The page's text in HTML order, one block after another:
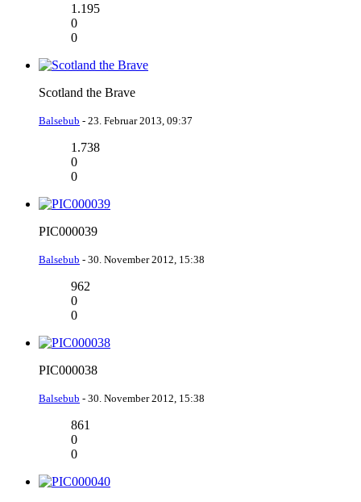
1.195
0
0
Scotland the Brave
Balsebub - 23. Februar 2013, 09:37
1.738
0
0
PIC000039
Balsebub - 30. November 2012, 15:38
962
0
0
PIC000038
Balsebub - 30. November 2012, 15:38
861
0
0